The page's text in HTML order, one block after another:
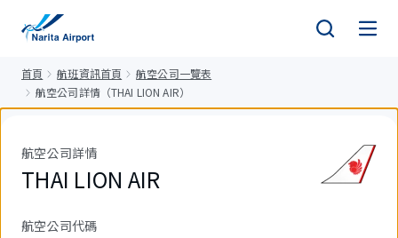
首頁 航班資訊首頁
航空公司一覽表
航空公司詳情（THAI LION AIR）
航空公司詳情
THAI LION AIR
航空公司代碼